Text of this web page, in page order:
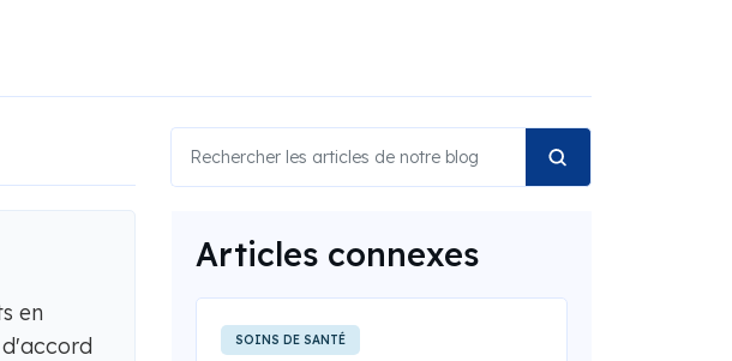
en
Articles connexes
SOINS DE SANTÉ